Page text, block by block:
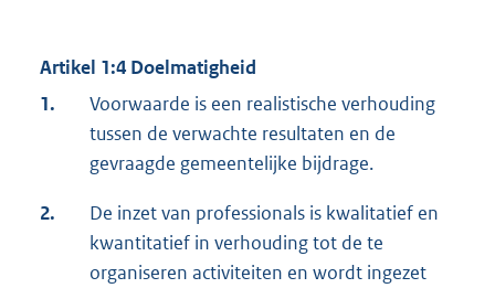
Artikel 1:4 Doelmatigheid
1.
Voorwaarde is een realistische verhouding
tussen de verwachte resultaten en de
gevraagde gemeentelijke bijdrage.
2.
De inzet van professionals is kwalitatief en
kwantitatief in verhouding tot de te
organiseren activiteiten en wordt ingezet